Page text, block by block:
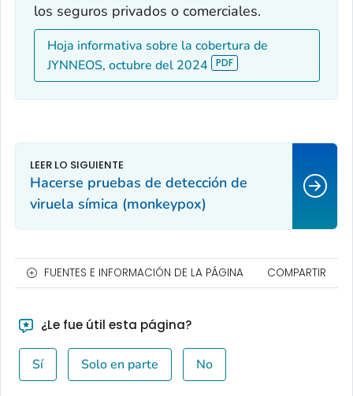
los seguros privados o comerciales.
Hoja informativa sobre la cobertura de
JYNNEOS, octubre del 2024
Hacerse pruebas de detección de
viruela símica (monkeypox)
FUENTES E INFORMACIÓN DE LA PÁGINA COMPARTIR
¿Le fue útil esta página?
Sí Solo en parte No